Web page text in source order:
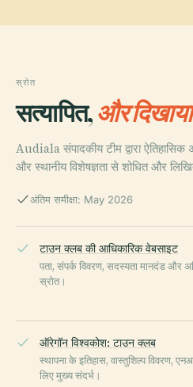
स्रोत
सत्यापित,और
Audiala संपादकीय टीम द्वारा
और स्थानीय विशेषज्ञता से शोधित और
अंतिम समीक्षा: May 2026
टाउन क्लब की आधिकारिक वेबसाइट
पता, संपर्क विवरण, सदस्यता मानदंड और
स्रोत।
ऑरेगॉन विश्वकोश: टाउन क्लब
स्थापना के इतिहास, वास्तुशिल्प विवरण,
लिए मुख्य संदर्भ।